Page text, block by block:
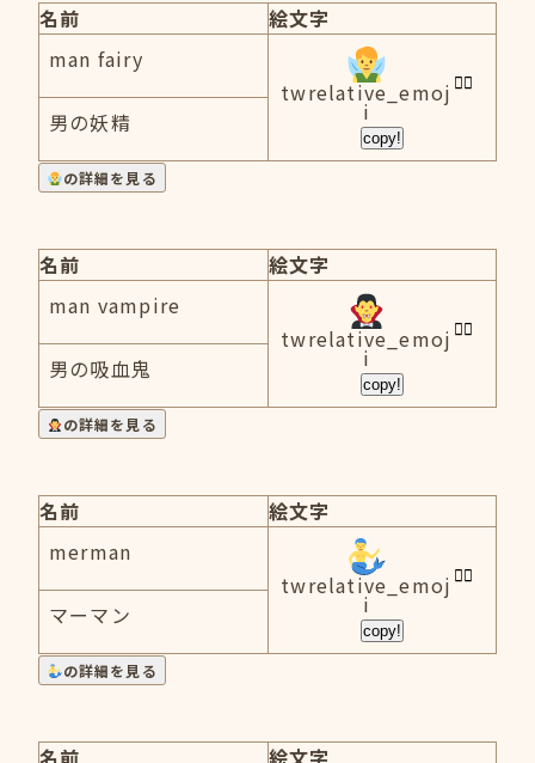
名前
絵文字
man fairy
twrelative_emoj
i
copy!
男の妖精
の詳細を見る
名前
絵文字
man vampire
twrelative_emoj
i
copy!
男の吸血鬼
の詳細を見る
名前
絵文字
merman
twrelative_emoj
i
copy!
マーマン
の詳細を見る
名前
絵文字